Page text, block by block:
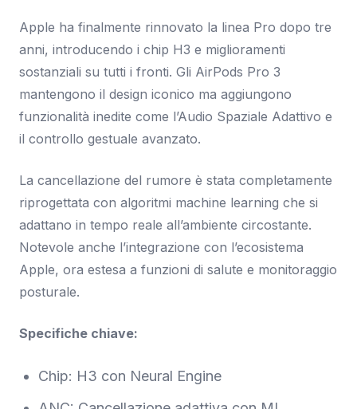
Apple ha finalmente rinnovato la linea Pro dopo tre
anni, introducendo i chip H3 e miglioramenti
sostanziali su tutti i fronti. Gli AirPods Pro 3
mantengono il design iconico ma aggiungono
funzionalità inedite come l’Audio Spaziale Adattivo e
il controllo gestuale avanzato.
La cancellazione del rumore è stata completamente
riprogettata con algoritmi machine learning che si
adattano in tempo reale all’ambiente circostante.
Notevole anche l’integrazione con l’ecosistema
Apple, ora estesa a funzioni di salute e monitoraggio
posturale.
Specifiche chiave:
Chip: H3 con Neural Engine